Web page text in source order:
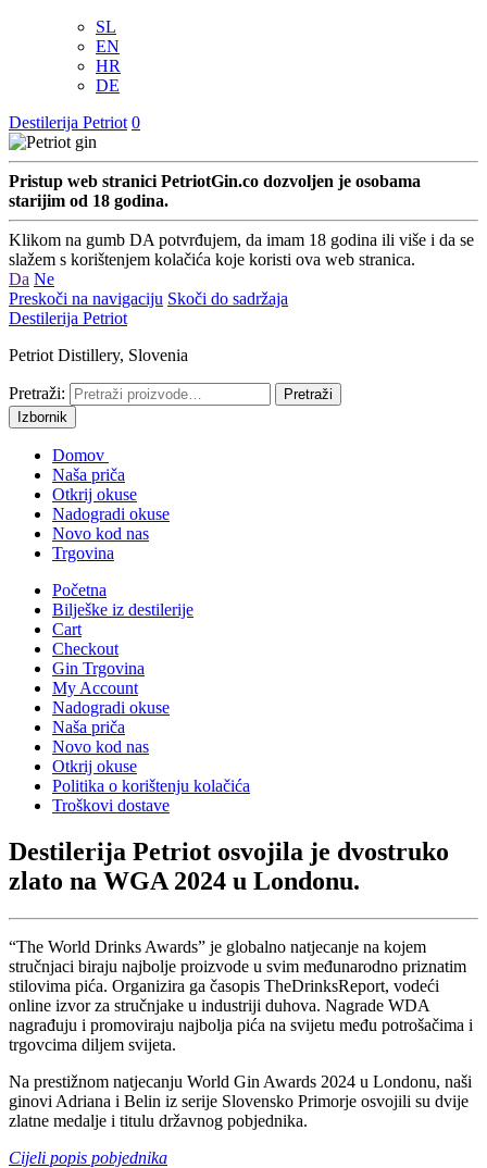
SL
EN
HR
DE
Destilerija Petriot 0
Pristup web stranici PetriotGin.co dozvoljen je osobama
starijim od 18 godina.
Klikom na gumb DA potvrđujem, da imam 18 godina ili više i da se
slažem s korištenjem kolačića koje koristi ova web stranica.
Da Ne
Preskoči na navigaciju Skoči do sadržaja
Destilerija Petriot
Petriot Distillery, Slovenia
Pretraži:
Pretraži
Izbornik
Domov
Naša priča
Otkrij okuse
Nadogradi okuse
Novo kod nas
Trgovina
Početna
Bilješke iz destilerije
Cart
Checkout
Gin Trgovina
My Account
Nadogradi okuse
Naša priča
Novo kod nas
Otkrij okuse
Politika o korištenju kolačića
Troškovi dostave
Destilerija Petriot osvojila je dvostruko
zlato na WGA 2024 u Londonu.
“The World Drinks Awards” je globalno natjecanje na kojem
stručnjaci biraju najbolje proizvode u svim međunarodno priznatim
stilovima pića. Organizira ga časopis TheDrinksReport, vodeći
online izvor za stručnjake u industriji duhova. Nagrade WDA
nagrađuju i promoviraju najbolja pića na svijetu među potrošačima i
trgovcima diljem svijeta.
Na prestižnom natjecanju World Gin Awards 2024 u Londonu, naši
ginovi Adriana i Belin iz serije Slovensko Primorje osvojili su dvije
zlatne medalje i titulu državnog pobjednika.
Cijeli popis pobjednika